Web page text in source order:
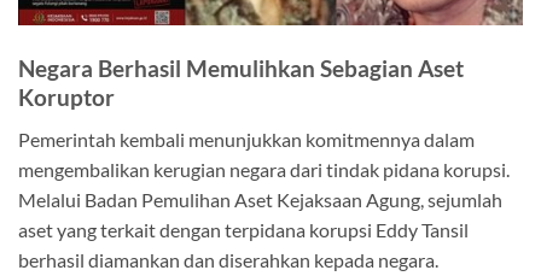
Negara Berhasil Memulihkan Sebagian Aset
Koruptor
Pemerintah kembali menunjukkan komitmennya dalam
mengembalikan kerugian negara dari tindak pidana korupsi.
Melalui Badan Pemulihan Aset Kejaksaan Agung, sejumlah
aset yang terkait dengan terpidana korupsi Eddy Tansil
berhasil diamankan dan diserahkan kepada negara.